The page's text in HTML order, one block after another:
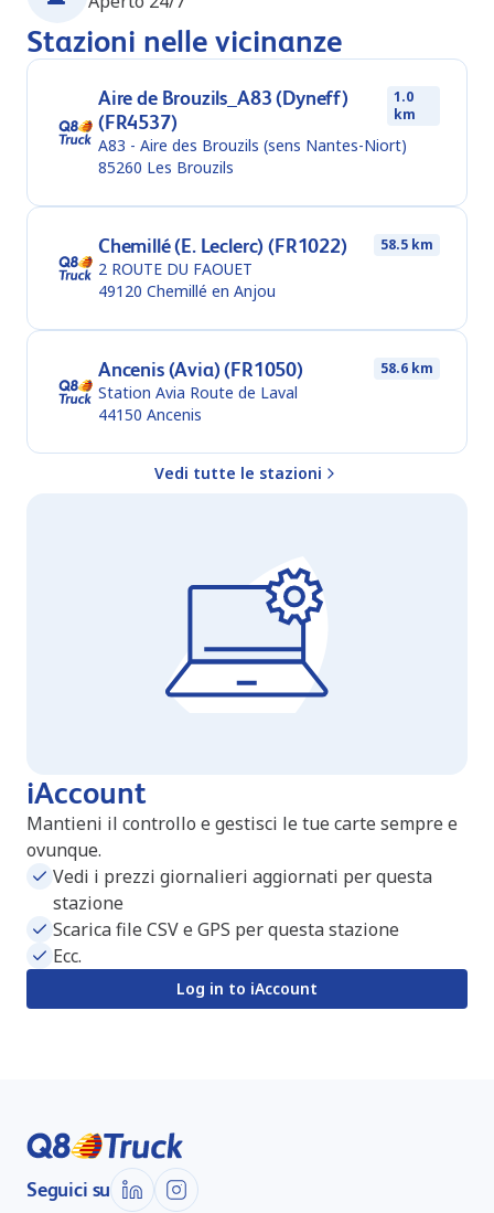
Stazioni nelle vicinanze
Aire de Brouzils_A83 (Dyneff)
(FR4537)
1.0
km
A83 - Aire des Brouzils (sens Nantes-Niort)
85260 Les Brouzils
Chemillé (E. Leclerc) (FR1022) 58.5 km
2 ROUTE DU FAOUET
49120 Chemillé en Anjou
Ancenis (Avia) (FR1050) 58.6 km
Station Avia Route de Laval
44150 Ancenis
Vedi tutte le stazioni
iAccount
Mantieni il controllo e gestisci le tue carte sempre e
ovunque.
Vedi i prezzi giornalieri aggiornati per questa
stazione
Scarica file CSV e GPS per questa stazione
Ecc.
Log in to iAccount
Seguici su